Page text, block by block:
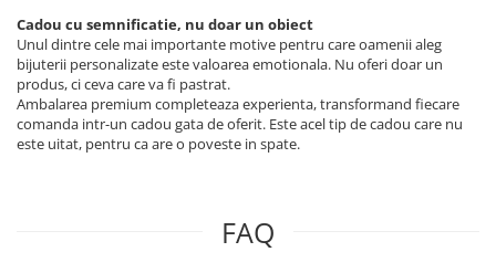
Cadou cu semnificatie, nu doar un obiect
Unul dintre cele mai importante motive pentru care oamenii aleg
bijuterii personalizate este valoarea emotionala. Nu oferi doar un
produs, ci ceva care va fi pastrat.
Ambalarea premium completeaza experienta, transformand fiecare
comanda intr-un cadou gata de oferit. Este acel tip de cadou care nu
este uitat, pentru ca are o poveste in spate.
FAQ